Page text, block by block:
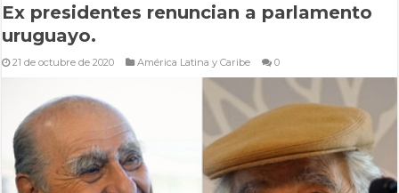
Ex presidentes renuncian a parlamento
uruguayo.
21 de octubre de 2020 América Latina y Caribe 0